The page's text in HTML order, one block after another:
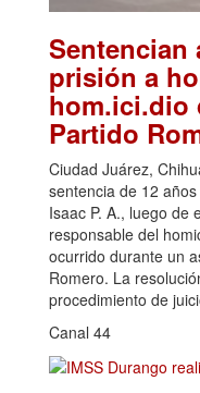
Sentencian
prisión a
hom.ici.dio
Partido
Ciudad Juárez,
sentencia de 12
Isaac P. A., luego de
responsable del
ocurrido durante un
Romero. La
procedimiento de
Canal 44